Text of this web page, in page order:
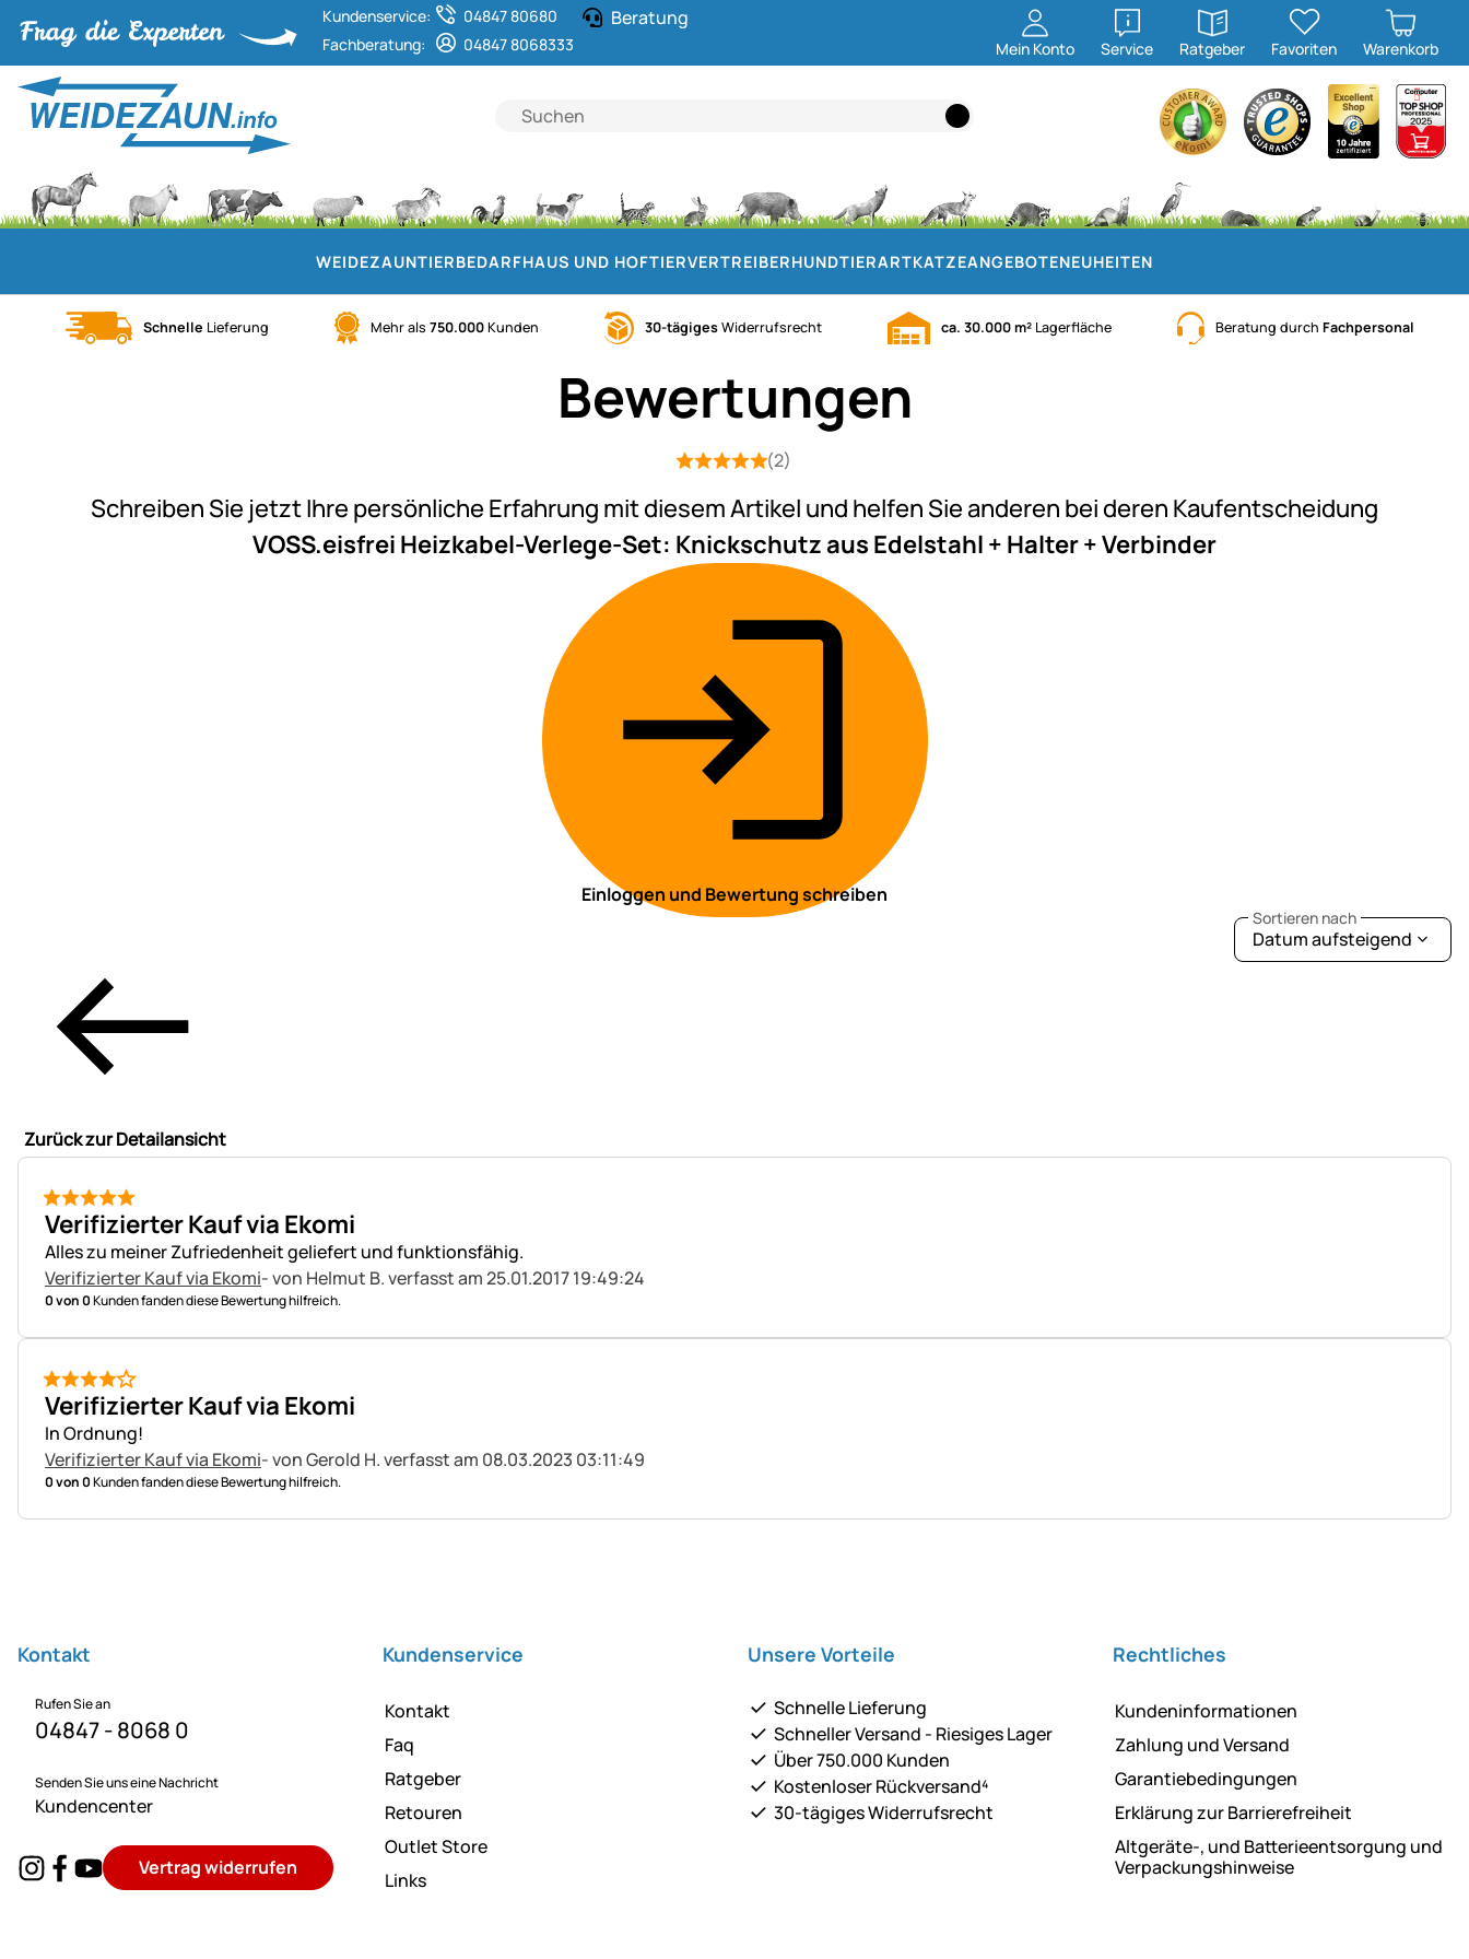
Kundenservice:
04847 80680
Fachberatung:
04847 8068333
Beratung
Mein Konto Service
öffnen
Ratgeber
öffnen
Favoriten Warenkorb
WEIDEZAUNTIERBEDARFHAUS UND HOFTIERVERTREIBERHUNDTIERARTKATZEANGEBOTENEUHEITEN
Schnelle Lieferung Mehr als 750.000Kunden 30-tägigesWiderrufsrecht ca. 30.000 m² Lagerfläche Beratung durch Fachpersonal
Bewertungen
Bewertung: 5 von 5 (2 Bewertungen)
2 Bewertungen
(2)
Schreiben Sie jetzt Ihre persönliche Erfahrung mit diesem Artikel und helfen Sie anderen bei deren Kaufentscheidung
VOSS.eisfrei Heizkabel-Verlege-Set: Knickschutz aus Edelstahl + Halter + Verbinder
Einloggen und Bewertung schreiben
Zurück zur Detailansicht
Sortieren nach
Datum aufsteigend
5 von 5
Verifizierter Kauf via Ekomi
Alles zu meiner Zufriedenheit geliefert und funktionsfähig.
Verifizierter Kauf via Ekomi- von Helmut B.verfasst am 25.01.2017 19:49:24
0 von 0Kunden fanden diese Bewertung hilfreich.
4 von 5
Verifizierter Kauf via Ekomi
In Ordnung!
Verifizierter Kauf via Ekomi- von Gerold H.verfasst am 08.03.2023 03:11:49
0 von 0Kunden fanden diese Bewertung hilfreich.
Kontakt
Rufen Sie an
04847 - 8068 0
Senden Sie uns eine Nachricht
Kundencenter
Vertrag widerrufen
Kundenservice
Kontakt
Faq
Ratgeber
Retouren
Outlet Store
Links
Unsere Vorteile
Schnelle Lieferung
Schneller Versand - Riesiges Lager
Über 750.000 Kunden
Kostenloser Rückversand⁴
30-tägiges Widerrufsrecht
Rechtliches
Kundeninformationen
Zahlung und Versand
Garantiebedingungen
Erklärung zur Barrierefreiheit
Altgeräte-, und Batterieentsorgung und
Verpackungshinweise